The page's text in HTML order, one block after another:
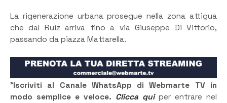
La rigenerazione urbana prosegue nella zona attigua
che dal Ruiz arriva fino a via Giuseppe Di Vittorio,
passando da piazza Mattarella.
”Iscriviti al Canale WhatsApp di Webmarte TV in
modo semplice e veloce. Clicca quiper entrare nel